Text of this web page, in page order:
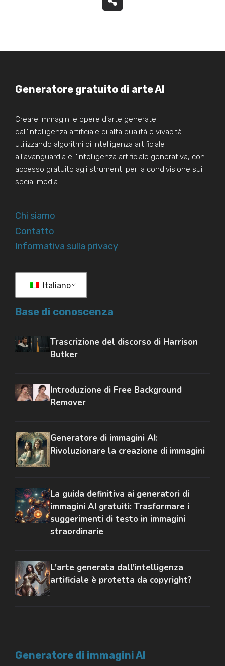
Generatore gratuito di arte AI
Creare immagini e opere d'arte generate
dall'intelligenza artificiale di alta qualità e vivacità
utilizzando algoritmi di intelligenza artificiale
all'avanguardia e l'intelligenza artificiale generativa, con
accesso gratuito agli strumenti per la condivisione sui
social media.
Chi siamo
Contatto
Informativa sulla privacy
Italiano
Base di conoscenza
Trascrizione del discorso di Harrison
Butker
Introduzione di Free Background
Remover
Generatore di immagini AI:
Rivoluzionare la creazione di immagini
La guida definitiva ai generatori di
immagini AI gratuiti: Trasformare i
suggerimenti di testo in immagini
straordinarie
L'arte generata dall'intelligenza
artificiale è protetta da copyright?
Generatore di immagini AI